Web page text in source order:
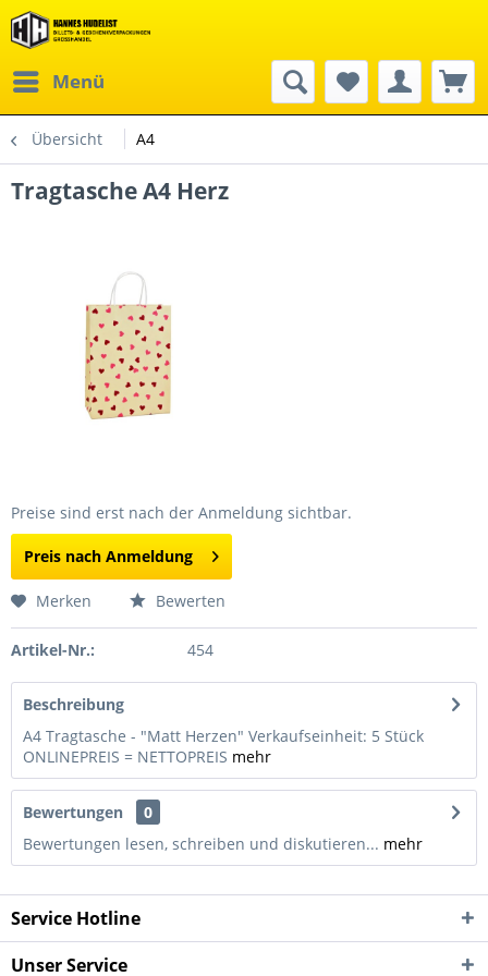
Menü
Übersicht A4
Tragtasche A4 Herz
Preise sind erst nach der Anmeldung sichtbar.
Preis nach Anmeldung
Merken Bewerten
Artikel-Nr.: 454
Beschreibung
A4 Tragtasche - "Matt Herzen" Verkaufseinheit: 5 Stück
ONLINEPREIS = NETTOPREIS mehr
Bewertungen
0
Bewertungen lesen, schreiben und diskutieren... mehr
Service Hotline
Unser Service